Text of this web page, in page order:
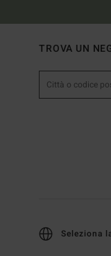
TROVA UN
Seleziona